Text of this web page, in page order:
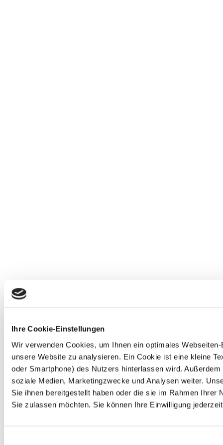
Ihre Cookie-Einstellungen
Wir verwenden Cookies, um Ihnen ein optimales
unsere Website zu analysieren. Ein Cookie ist eine kleine
oder Smartphone) des Nutzers hinterlassen wird.
soziale Medien, Marketingzwecke und Analysen weiter.
Sie ihnen bereitgestellt haben oder die sie im Rahmen
Sie zulassen möchten. Sie können Ihre Einwilligung